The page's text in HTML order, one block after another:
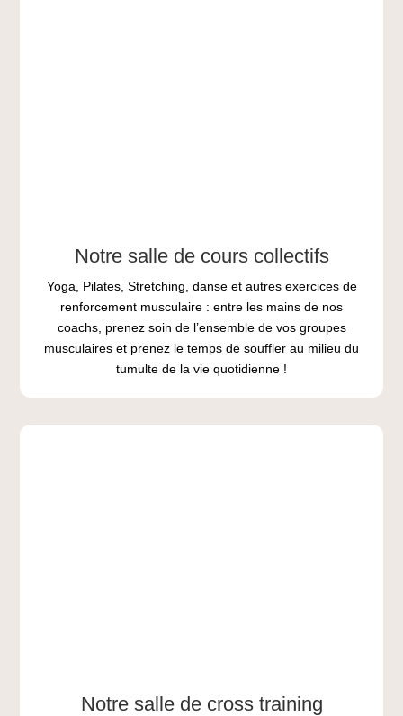
Notre salle de cours collectifs
Yoga, Pilates, Stretching, danse et autres exercices de
renforcement musculaire : entre les mains de nos
coachs, prenez soin de l’ensemble de vos groupes
musculaires et prenez le temps de souffler au milieu du
tumulte de la vie quotidienne !
Notre salle de cross training